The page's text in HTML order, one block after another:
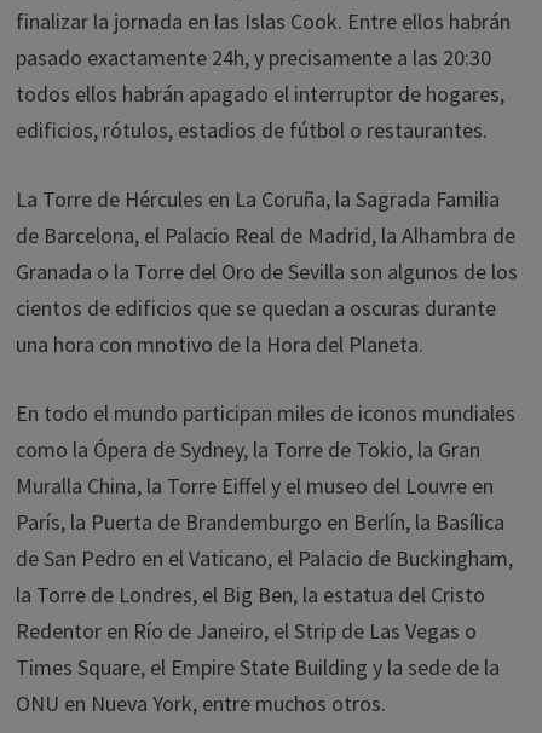
finalizar la jornada en las Islas Cook. Entre ellos habrán
pasado exactamente 24h, y precisamente a las 20:30
todos ellos habrán apagado el interruptor de hogares,
edificios, rótulos, estadios de fútbol o restaurantes.
La Torre de Hércules en La Coruña, la Sagrada Familia
de Barcelona, el Palacio Real de Madrid, la Alhambra de
Granada o la Torre del Oro de Sevilla son algunos de los
cientos de edificios que se quedan a oscuras durante
una hora con mnotivo de la Hora del Planeta.
En todo el mundo participan miles de iconos mundiales
como la Ópera de Sydney, la Torre de Tokio, la Gran
Muralla China, la Torre Eiffel y el museo del Louvre en
París, la Puerta de Brandemburgo en Berlín, la Basílica
de San Pedro en el Vaticano, el Palacio de Buckingham,
la Torre de Londres, el Big Ben, la estatua del Cristo
Redentor en Río de Janeiro, el Strip de Las Vegas o
Times Square, el Empire State Building y la sede de la
ONU en Nueva York, entre muchos otros.